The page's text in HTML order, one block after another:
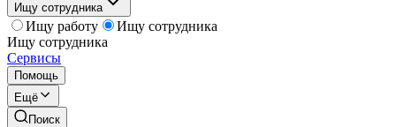
Ищу сотрудника
Ищу работу
Ищу сотрудника
Ищу сотрудника
Сервисы
Помощь
Ещё
Поиск